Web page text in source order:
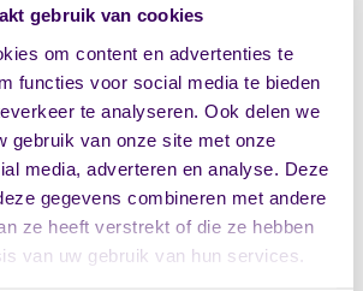
gebruik van cookies
om content en advertenties te
functies voor social media te bieden
te analyseren. Ook delen we
gebruik van onze site met onze
media, adverteren en analyse. Deze
gegevens combineren met andere
ze heeft verstrekt of die ze hebben
van uw gebruik van hun services.
dwingen zorgprofessionals om
bij te houden,
te schrijven en
te voldoen. Deze
last vermindert de tijd voor
medewerkers voor gekozen
helpen.
symboliseert hoe
zijn om kwaliteit te
belemmerend werken.